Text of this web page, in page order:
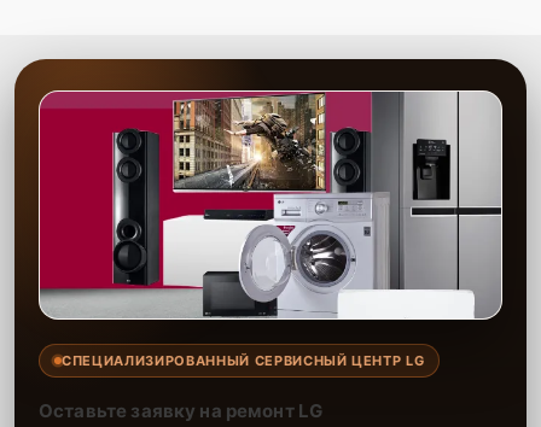
предоставляем гарантию на выполненные работы и
чистым звуком.
СПЕЦИАЛИЗИРОВАННЫЙ СЕРВИСНЫЙ ЦЕНТР LG
Оставьте заявку на ремонт LG